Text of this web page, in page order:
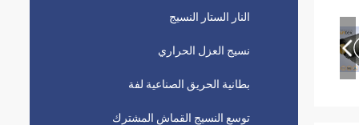
النار الستار النسيج
نسيج العزل الحراري
بطانية الحريق الصناعية لفة
توسع النسيج القماش المشترك